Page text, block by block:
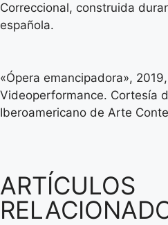
Correccional, construida
española.
«Ópera emancipadora», 2019,
Videoperformance. Cortesía
Iberoamericano de Arte
ARTÍCULOS